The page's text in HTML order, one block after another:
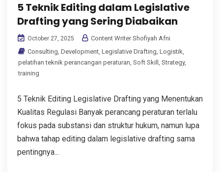
5 Teknik Editing dalam Legislative
Drafting yang Sering Diabaikan
October 27, 2025
Content Writer Shofiyah Afni
Consulting, Development, Legislative Drafting, Logistik,
pelatihan teknik perancangan peraturan, Soft Skill , Strategy,
training
5 Teknik Editing Legislative Drafting yang Menentukan
Kualitas Regulasi Banyak perancang peraturan terlalu
fokus pada substansi dan struktur hukum, namun lupa
bahwa tahap editing dalam legislative drafting sama
pentingnya...